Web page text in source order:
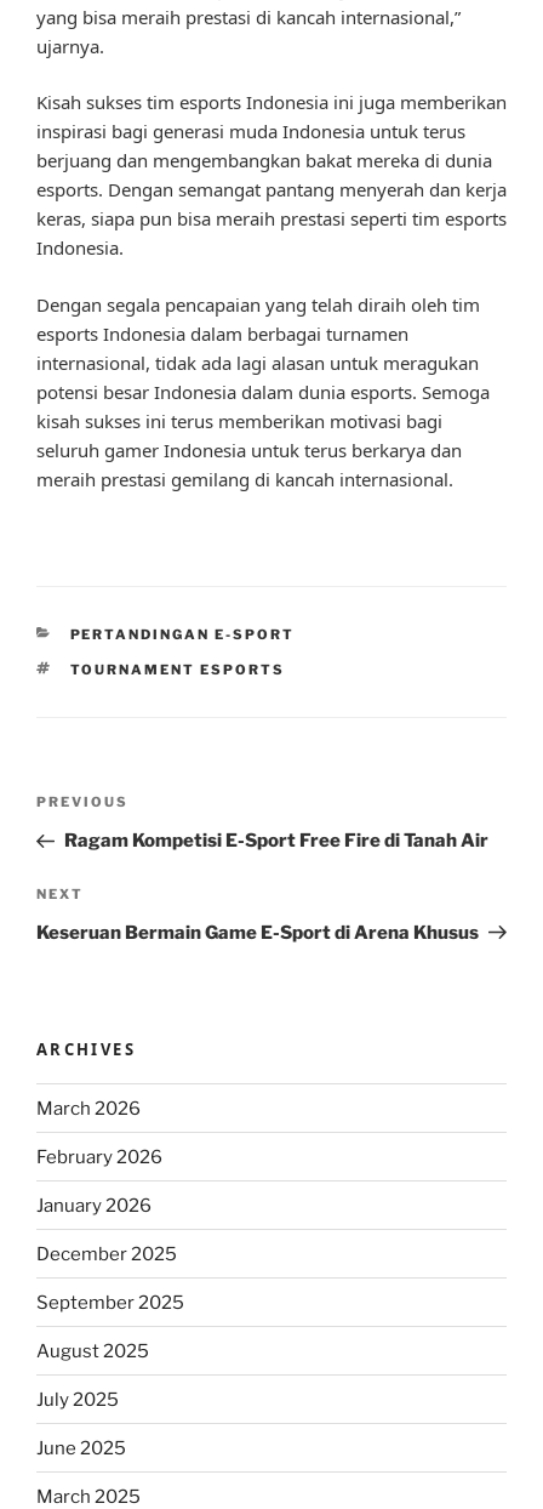
yang bisa meraih prestasi di kancah internasional,”
ujarnya.
Kisah sukses tim esports Indonesia ini juga memberikan
inspirasi bagi generasi muda Indonesia untuk terus
berjuang dan mengembangkan bakat mereka di dunia
esports. Dengan semangat pantang menyerah dan kerja
keras, siapa pun bisa meraih prestasi seperti tim esports
Indonesia.
Dengan segala pencapaian yang telah diraih oleh tim
esports Indonesia dalam berbagai turnamen
internasional, tidak ada lagi alasan untuk meragukan
potensi besar Indonesia dalam dunia esports. Semoga
kisah sukses ini terus memberikan motivasi bagi
seluruh gamer Indonesia untuk terus berkarya dan
meraih prestasi gemilang di kancah internasional.
CATEGORIES
PERTANDINGAN E-SPORT
TAGS
TOURNAMENT ESPORTS
Previous
Post
PREVIOUS
Ragam Kompetisi E-Sport Free Fire di Tanah Air
Next
Post
NEXT
Keseruan Bermain Game E-Sport di Arena Khusus
ARCHIVES
March 2026
February 2026
January 2026
December 2025
September 2025
August 2025
July 2025
June 2025
March 2025